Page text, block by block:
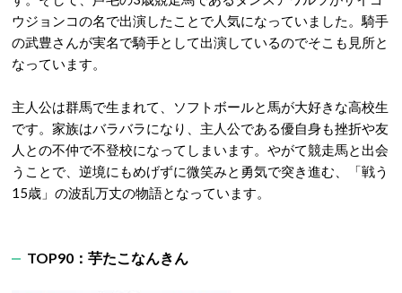
ウジョンコの名で出演したことで人気になっていました。騎手
の武豊さんが実名で騎手として出演しているのでそこも見所と
なっています。
主人公は群馬で生まれて、ソフトボールと馬が大好きな高校生
です。家族はバラバラになり、主人公である優自身も挫折や友
人との不仲で不登校になってしまいます。やがて競走馬と出会
うことで、逆境にもめげずに微笑みと勇気で突き進む、「戦う
15歳」の波乱万丈の物語となっています。
TOP90：芋たこなんきん